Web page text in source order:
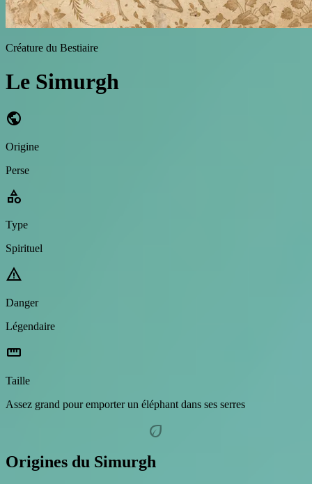
Créature du Bestiaire
Le Simurgh
public
Origine
Perse
category
Type
Spirituel
warning
Danger
Légendaire
straighten
Taille
Assez grand pour emporter un éléphant dans ses serres
eco
Origines du Simurgh